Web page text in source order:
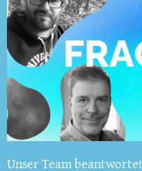
Unser Team